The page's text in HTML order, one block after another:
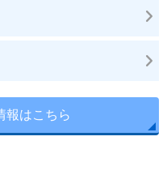
報はこちら